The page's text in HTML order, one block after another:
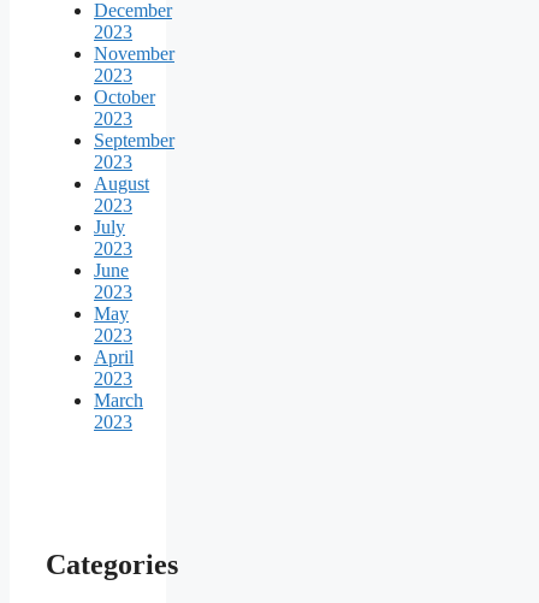
December
2023
November
2023
October
2023
September
2023
August
2023
July
2023
June
2023
May
2023
April
2023
March
2023
Categories